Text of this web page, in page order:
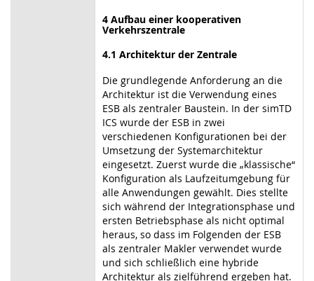
4 Aufbau einer kooperativen
Verkehrszentrale
4.1 Architektur der Zentrale
Die grundlegende Anforderung an die
Architektur ist die Verwendung eines
ESB als zentraler Baustein. In der simTD
ICS wurde der ESB in zwei
verschiedenen Konfigurationen bei der
Umsetzung der Systemarchitektur
eingesetzt. Zuerst wurde die „klassische“
Konfiguration als Laufzeitumgebung für
alle Anwendungen gewählt. Dies stellte
sich während der Integrationsphase und
ersten Betriebsphase als nicht optimal
heraus, so dass im Folgenden der ESB
als zentraler Makler verwendet wurde
und sich schließlich eine hybride
Architektur als zielführend ergeben hat.